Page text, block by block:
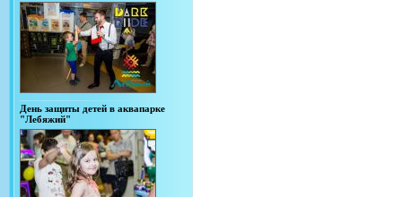
День защиты детей в аквапарке
"Лебяжий"